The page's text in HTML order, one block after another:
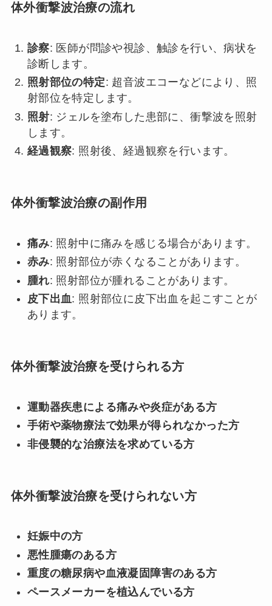
体外衝撃波治療の流れ
診察: 医師が問診や視診、触診を行い、病状を
診断します。
照射部位の特定: 超音波エコーなどにより、照
射部位を特定します。
照射: ジェルを塗布した患部に、衝撃波を照射
します。
経過観察: 照射後、経過観察を行います。
体外衝撃波治療の副作用
痛み: 照射中に痛みを感じる場合があります。
赤み: 照射部位が赤くなることがあります。
腫れ: 照射部位が腫れることがあります。
皮下出血: 照射部位に皮下出血を起こすことが
あります。
体外衝撃波治療を受けられる方
運動器疾患による痛みや炎症がある方
手術や薬物療法で効果が得られなかった方
非侵襲的な治療法を求めている方
体外衝撃波治療を受けられない方
妊娠中の方
悪性腫瘍のある方
重度の糖尿病や血液凝固障害のある方
ペースメーカーを植込んでいる方